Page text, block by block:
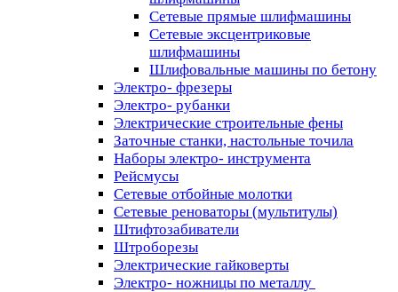
Сетевые прямые шлифмашины
Сетевые эксцентриковые
шлифмашины
Шлифовальные машины по бетону
Электро- фрезеры
Электро- рубанки
Электрические строительные фены
Заточные станки, настольные точила
Наборы электро- инструмента
Рейсмусы
Сетевые отбойные молотки
Сетевые реноваторы (мультитулы)
Штифтозабиватели
Штроборезы
Электрические гайковерты
Электро- ножницы по металлу